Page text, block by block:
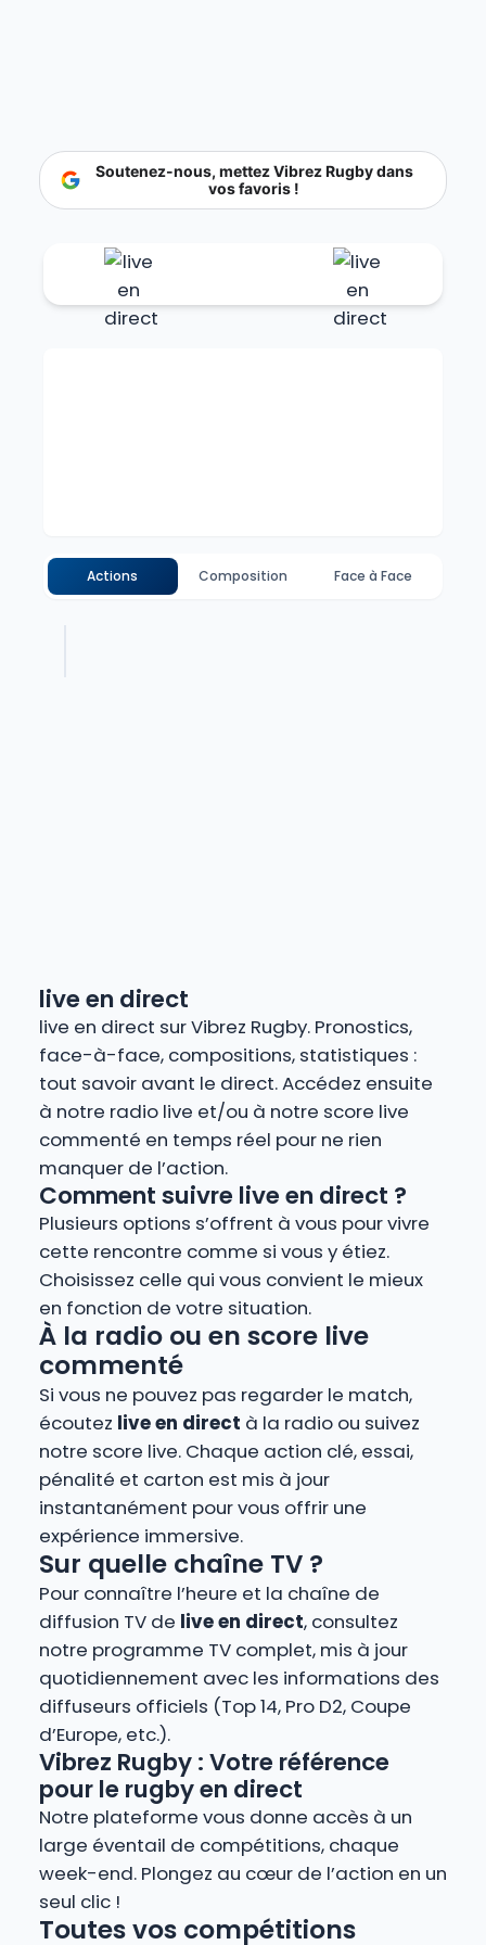
Soutenez-nous, mettez Vibrez Rugby dans
vos favoris !
Actions Composition Face à Face
live en direct
live en direct sur Vibrez Rugby. Pronostics,
face-à-face, compositions, statistiques :
tout savoir avant le direct. Accédez ensuite
à notre radio live et/ou à notre score live
commenté en temps réel pour ne rien
manquer de l’action.
Comment suivre live en direct ?
Plusieurs options s’offrent à vous pour vivre
cette rencontre comme si vous y étiez.
Choisissez celle qui vous convient le mieux
en fonction de votre situation.
À la radio ou en score live
commenté
Si vous ne pouvez pas regarder le match,
écoutez live en direct à la radio ou suivez
notre score live. Chaque action clé, essai,
pénalité et carton est mis à jour
instantanément pour vous offrir une
expérience immersive.
Sur quelle chaîne TV ?
Pour connaître l’heure et la chaîne de
diffusion TV de live en direct, consultez
notre programme TV complet, mis à jour
quotidiennement avec les informations des
diffuseurs officiels (Top 14, Pro D2, Coupe
d’Europe, etc.).
Vibrez Rugby : Votre référence
pour le rugby en direct
Notre plateforme vous donne accès à un
large éventail de compétitions, chaque
week-end. Plongez au cœur de l’action en un
seul clic !
Toutes vos compétitions